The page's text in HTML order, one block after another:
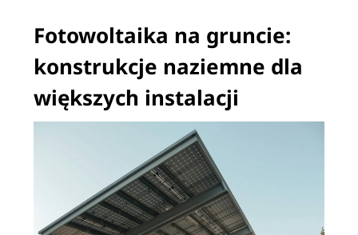
Fotowoltaika na gruncie:
konstrukcje naziemne dla
większych instalacji